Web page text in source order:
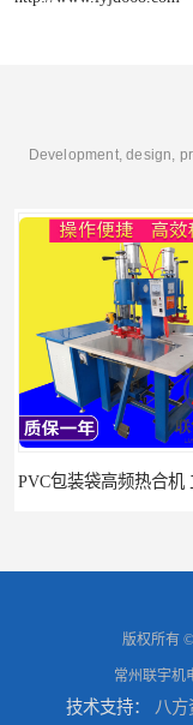
Development, design,
版权所有
常州联宇机
技术支持： 八方